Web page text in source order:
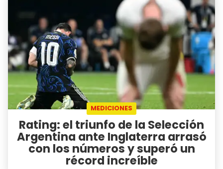
MEDICIONES
Rating: el triunfo de la Selección
Argentina ante Inglaterra arrasó
con los números y superó un
récord increíble